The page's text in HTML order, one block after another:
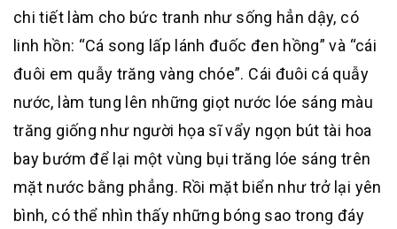
chi tiết làm cho bức tranh như sống hẳn dậy, có
linh hồn: “Cá song lấp lánh đuốc đen hồng” và “cái
đuôi em quẫy trăng vàng chóe”. Cái đuôi cá quẫy
nước, làm tung lên những giọt nước lóe sáng màu
trăng giống như người họa sĩ vẩy ngọn bút tài hoa
bay bướm để lại một vùng bụi trăng lóe sáng trên
mặt nước bằng phẳng. Rồi mặt biển như trở lại yên
bình, có thể nhìn thấy những bóng sao trong đáy